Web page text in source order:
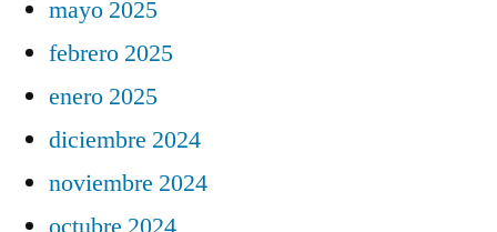
mayo 2025
febrero 2025
enero 2025
diciembre 2024
noviembre 2024